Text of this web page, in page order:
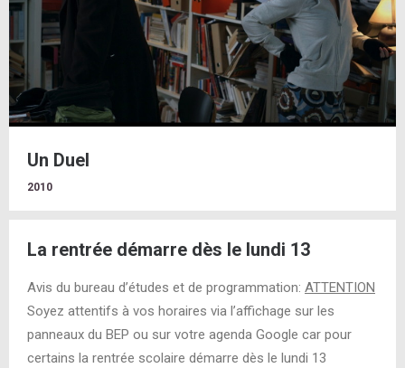
Un Duel
2010
La rentrée démarre dès le lundi 13
Avis du bureau d’études et de programmation: ATTENTION
Soyez attentifs à vos horaires via l’affichage sur les
panneaux du BEP ou sur votre agenda Google car pour
certains la rentrée scolaire démarre dès le lundi 13